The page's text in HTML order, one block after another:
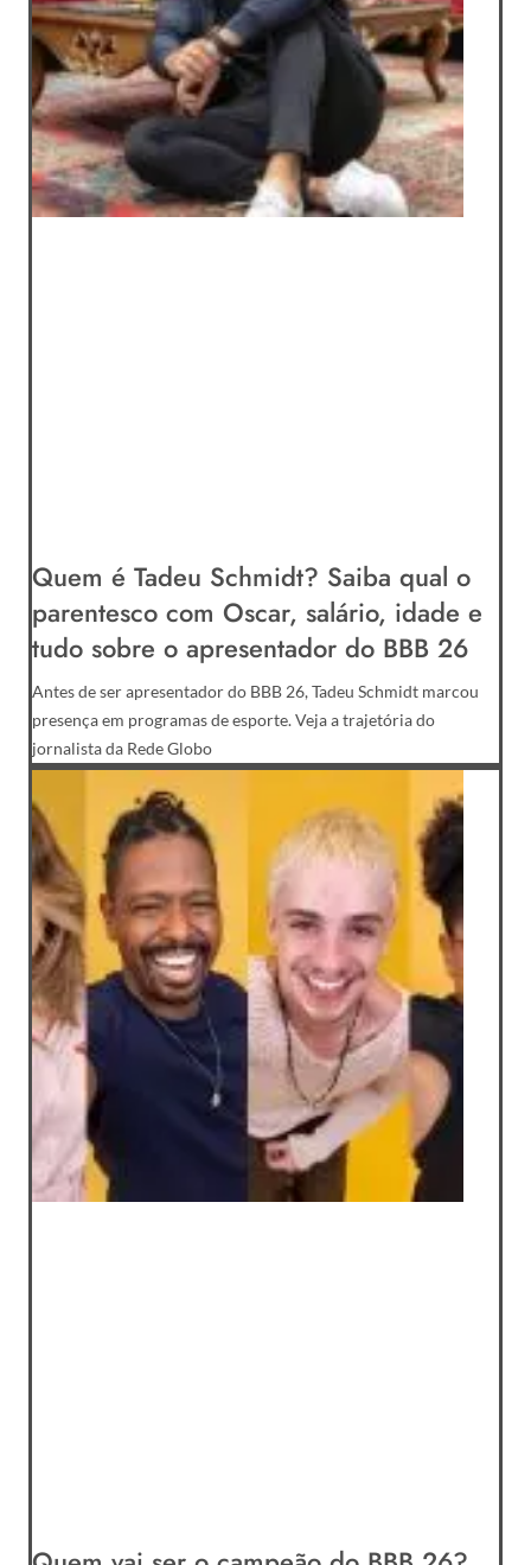
Quem é Tadeu Schmidt? Saiba qual o
parentesco com Oscar, salário, idade e
tudo sobre o apresentador do BBB 26
Antes de ser apresentador do BBB 26, Tadeu Schmidt marcou
presença em programas de esporte. Veja a trajetória do
jornalista da Rede Globo